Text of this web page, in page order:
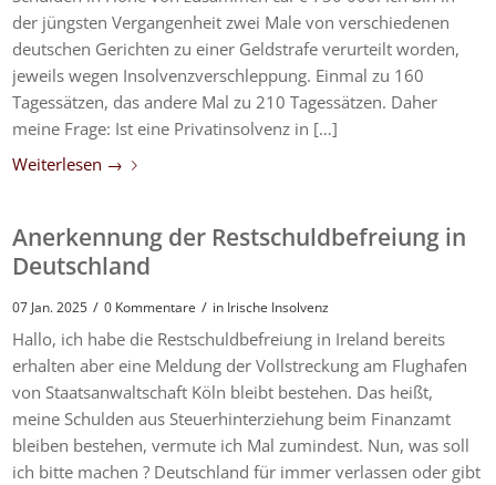
der jüngsten Vergangenheit zwei Male von verschiedenen
deutschen Gerichten zu einer Geldstrafe verurteilt worden,
jeweils wegen Insolvenzverschleppung. Einmal zu 160
Tagessätzen, das andere Mal zu 210 Tagessätzen. Daher
meine Frage: Ist eine Privatinsolvenz in […]
Weiterlesen →
Anerkennung der Restschuldbefreiung in
Deutschland
07 Jan. 2025 / 0 Kommentare / in Irische Insolvenz
Hallo, ich habe die Restschuldbefreiung in Ireland bereits
erhalten aber eine Meldung der Vollstreckung am Flughafen
von Staatsanwaltschaft Köln bleibt bestehen. Das heißt,
meine Schulden aus Steuerhinterziehung beim Finanzamt
bleiben bestehen, vermute ich Mal zumindest. Nun, was soll
ich bitte machen ? Deutschland für immer verlassen oder gibt